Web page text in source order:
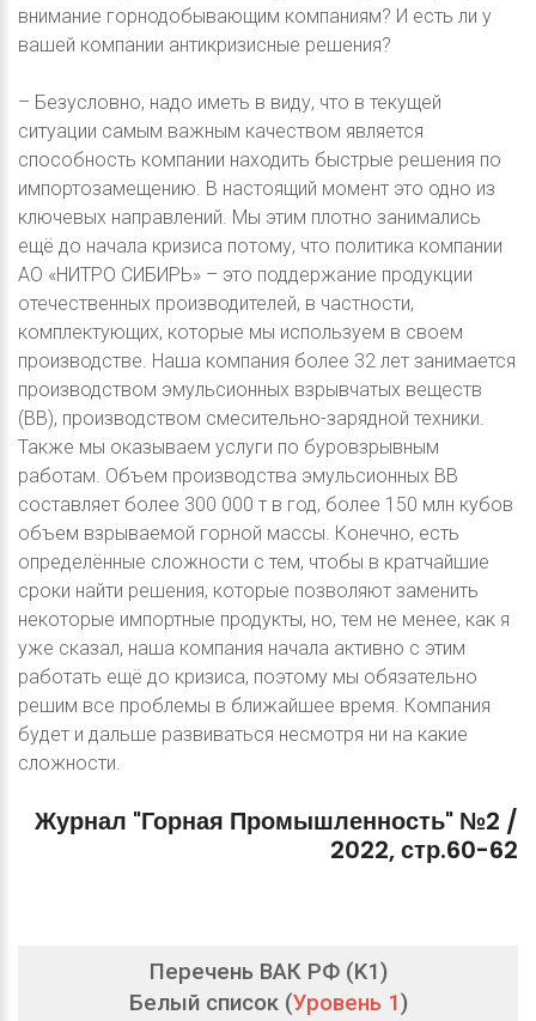
внимание горнодобывающим компаниям? И есть ли у
вашей компании антикризисные решения?
– Безусловно, надо иметь в виду, что в текущей
ситуации самым важным качеством является
способность компании находить быстрые решения по
импортозамещению. В настоящий момент это одно из
ключевых направлений. Мы этим плотно занимались
ещё до начала кризиса потому, что политика компании
АО «НИТРО СИБИРЬ» – это поддержание продукции
отечественных производителей, в частности,
комплектующих, которые мы используем в своем
производстве. Наша компания более 32 лет занимается
производством эмульсионных взрывчатых веществ
(ВВ), производством смесительно-зарядной техники.
Также мы оказываем услуги по буровзрывным
работам. Объем производства эмульсионных ВВ
составляет более 300 000 т в год, более 150 млн кубов
объем взрываемой горной массы. Конечно, есть
определённые сложности с тем, чтобы в кратчайшие
сроки найти решения, которые позволяют заменить
некоторые импортные продукты, но, тем не менее, как я
уже сказал, наша компания начала активно с этим
работать ещё до кризиса, поэтому мы обязательно
решим все проблемы в ближайшее время. Компания
будет и дальше развиваться несмотря ни на какие
сложности.
Журнал "Горная Промышленность" №2 /
2022,стр.60-62
Перечень ВАК РФ (K1)
Белый список (Уровень 1)